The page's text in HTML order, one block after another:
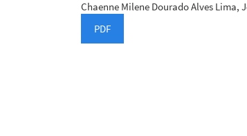
Chaenne Milene Dourado Alves Lima,
PDF